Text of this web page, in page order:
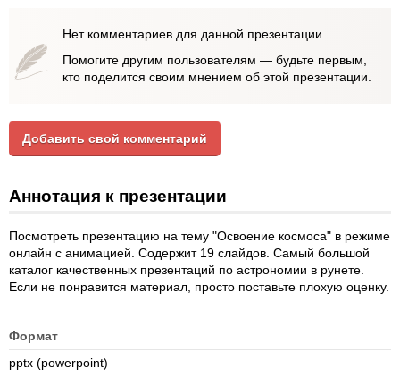
Нет комментариев для данной презентации
Помогите другим пользователям — будьте первым,
кто поделится своим мнением об этой презентации.
Добавить свой комментарий
Аннотация к презентации
Посмотреть презентацию на тему "Освоение космоса" в режиме
онлайн с анимацией. Содержит 19 слайдов. Самый большой
каталог качественных презентаций по астрономии в рунете.
Если не понравится материал, просто поставьте плохую оценку.
Формат
pptx (powerpoint)